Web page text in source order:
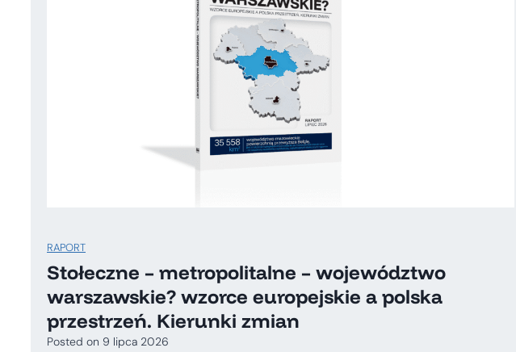
RAPORT
Stołeczne – metropolitalne – województwo
warszawskie? wzorce europejskie a polska
przestrzeń. Kierunki zmian
Posted on 9 lipca 2026